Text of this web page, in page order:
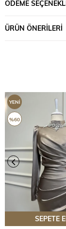
ÖDEME
ÜRÜN ÖNERILERI
SEPETE
YENI
ÜRÜN
%60